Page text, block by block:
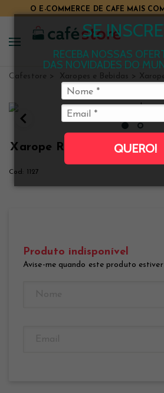
SE
RECEBA NOSSAS
DAS NOVIDADES DO
QUERO!
O E-COMMERCE DE CAFÉ MAIS
Cafestore Xaropes e Bebidas
Xarope Routin 1883 Chá
1127
Produto indisponível
Avise-me quando este produto